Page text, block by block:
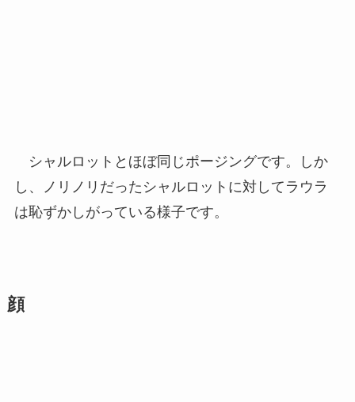
シャルロットとほぼ同じポージングです。しか
し、ノリノリだったシャルロットに対してラウラ
は恥ずかしがっている様子です。
顔